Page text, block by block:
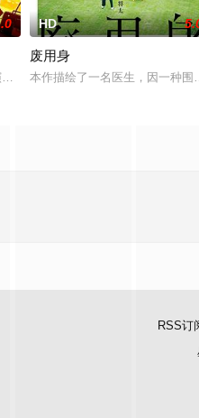
达仁萌生拍一部《河南人在北京》
HD
废用身
本作描绘了一名医生，因一种
RSS订